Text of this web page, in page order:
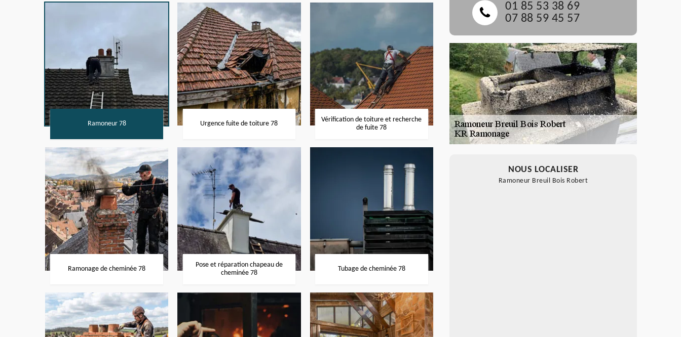
Ramoneur 78 Urgence fuite de toiture 78
Vérification de toiture et recherche
de fuite 78
Ramonage de cheminée 78
Pose et réparation chapeau de
cheminée 78
Tubage de cheminée 78
01 85 53 38 69
07 88 59 45 57
NOUS LOCALISER
Ramoneur Breuil Bois Robert